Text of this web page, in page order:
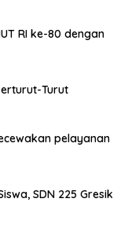
RI ke-80 dengan
Turut
pelayanan
SDN 225 Gresik